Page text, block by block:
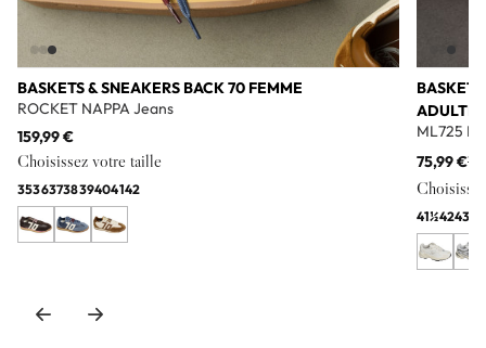
BASKETS & SNEAKERS BACK 70 FEMME
ROCKET NAPPA Jeans
159,99 €
Choisissez votre taille
3536373839404142
ADULTE
ML725
75,99 €
41½4243